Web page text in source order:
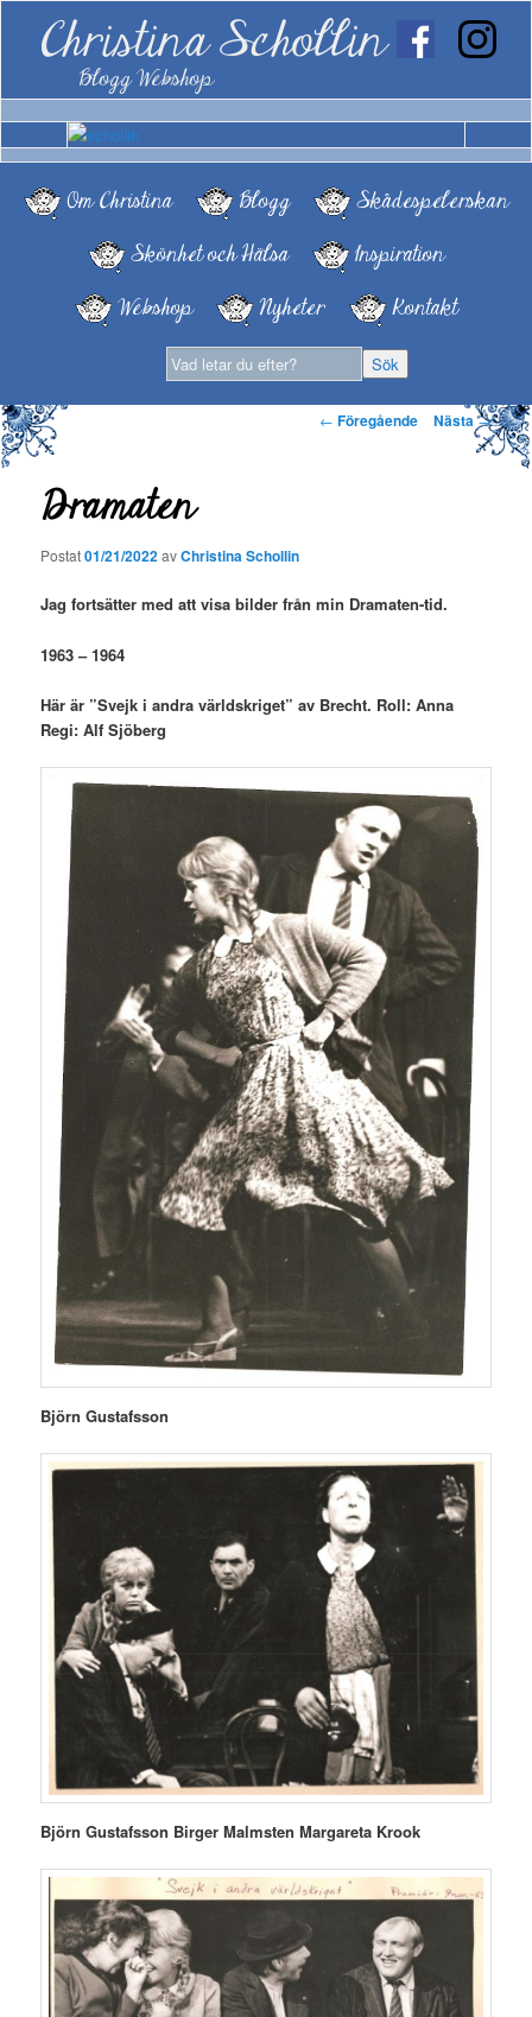
Christina Schollin
Blogg Webshop
Om Christina Blogg
Skådespelerskan
Skönhet och Hälsa
Inspiration
Webshop
Nyheter Kontakt
Inläggsnavigering
← Föregående Nästa→
Dramaten
Postat01/21/2022avChristina Schollin
Jag fortsätter med att visa bilder från min Dramaten-tid.
1963 – 1964
Här är ”Svejk i andra världskriget” av Brecht. Roll: Anna
Regi: Alf Sjöberg
Björn Gustafsson
Björn Gustafsson Birger Malmsten Margareta Krook